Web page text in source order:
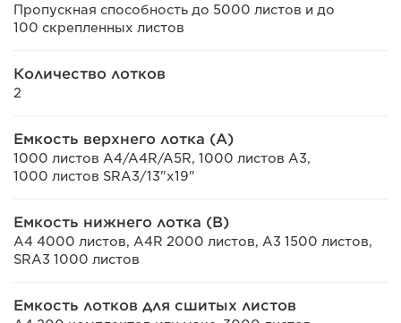
Пропускная способность до 5000 листов и до
100 скрепленных листов
Количество лотков
2
Емкость верхнего лотка (А)
1000 листов A4/A4R/A5R, 1000 листов A3,
1000 листов SRA3/13"x19"
Емкость нижнего лотка (B)
A4 4000 листов, A4R 2000 листов, A3 1500 листов,
SRA3 1000 листов
Емкость лотков для сшитых листов